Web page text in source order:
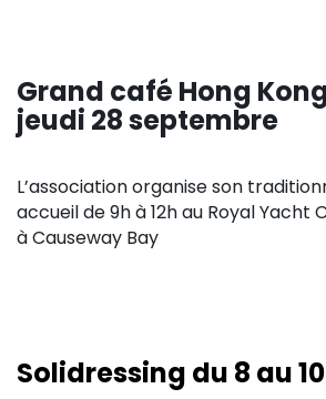
Grand café Hong
jeudi 28 septembre
L’association organise son
accueil de 9h à 12h au Royal Yacht
à Causeway Bay
Solidressing du 8 au